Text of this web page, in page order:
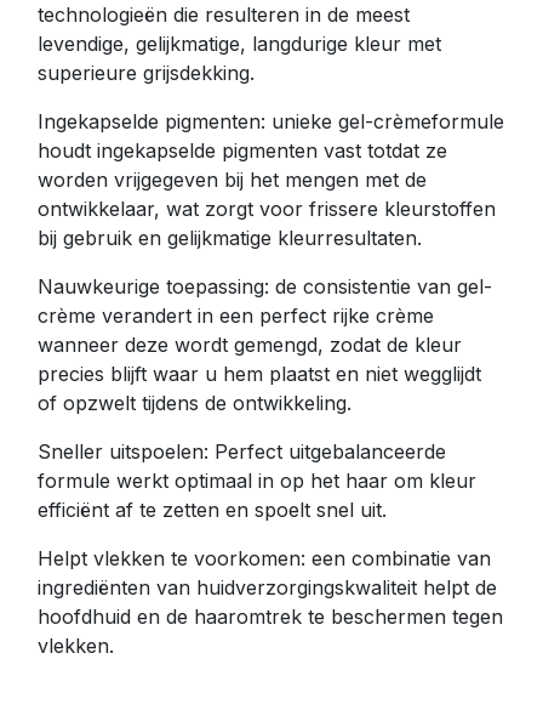
technologieën die resulteren in de meest
levendige, gelijkmatige, langdurige kleur met
superieure grijsdekking.
Ingekapselde pigmenten: unieke gel-crèmeformule
houdt ingekapselde pigmenten vast totdat ze
worden vrijgegeven bij het mengen met de
ontwikkelaar, wat zorgt voor frissere kleurstoffen
bij gebruik en gelijkmatige kleurresultaten.
Nauwkeurige toepassing: de consistentie van gel-
crème verandert in een perfect rijke crème
wanneer deze wordt gemengd, zodat de kleur
precies blijft waar u hem plaatst en niet wegglijdt
of opzwelt tijdens de ontwikkeling.
Sneller uitspoelen: Perfect uitgebalanceerde
formule werkt optimaal in op het haar om kleur
efficiënt af te zetten en spoelt snel uit.
Helpt vlekken te voorkomen: een combinatie van
ingrediënten van huidverzorgingskwaliteit helpt de
hoofdhuid en de haaromtrek te beschermen tegen
vlekken.